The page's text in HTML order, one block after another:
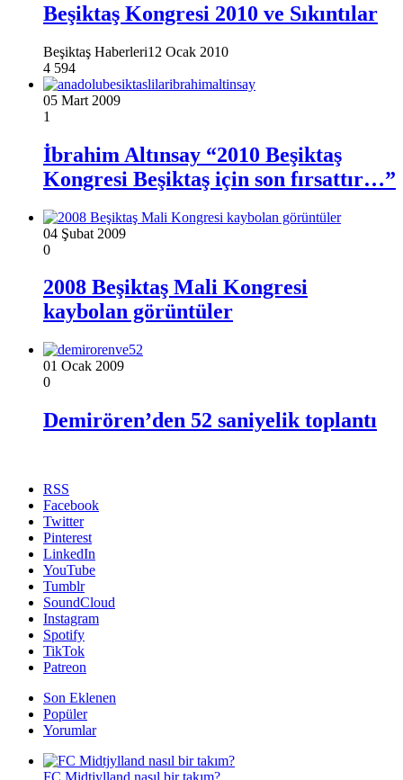
Beşiktaş Kongresi 2010 ve Sıkıntılar
Beşiktaş Haberleri12 Ocak 2010
4 594
05 Mart 2009
1
İbrahim Altınsay “2010 Beşiktaş
Kongresi Beşiktaş için son fırsattır…”
04 Şubat 2009
0
2008 Beşiktaş Mali Kongresi
kaybolan görüntüler
01 Ocak 2009
0
Demirören’den 52 saniyelik toplantı
RSS
Facebook
Twitter
Pinterest
LinkedIn
YouTube
Tumblr
SoundCloud
Instagram
Spotify
TikTok
Patreon
Son Eklenen
Popüler
Yorumlar